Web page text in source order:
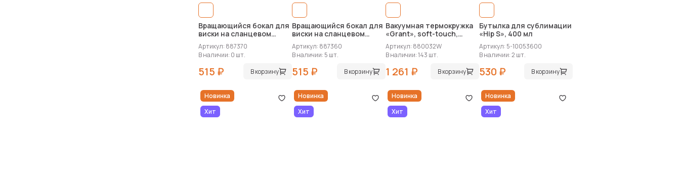
Вращающийся бокал для
виски на сланцевом
костере «Bromo»
Артикул: 887370
В наличии: 0 шт.
515 ₽ В корзину
Вращающийся бокал для
виски на сланцевом
костере «Ventura»
Артикул: 887360
В наличии: 5 шт.
515 ₽ В корзину
Вакуумная термокружка
«Grant», soft-touch,
тубус
Артикул: 880032W
В наличии: 143 шт.
1 261 ₽ В корзину
Бутылка для сублимации
«Hip S», 400 мл
Артикул: 5-10053600
В наличии: 2 шт.
530 ₽ В корзину
Новинка
Хит
Новинка
Хит
Новинка
Хит
Новинка
Хит